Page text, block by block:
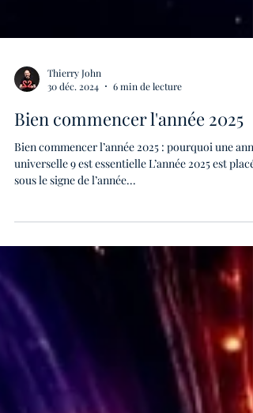
Thierry John
30 déc. 2024
6 min de lecture
Bien commencer l'année 2025
Bien commencer l’année 2025 : pourquoi une
sous le signe de l’année...